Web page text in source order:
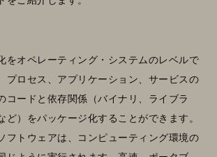
をオペレーティング・システムのレベルで
プロセス、アプリケーション、サービスの
コードと依存関係（バイナリ、ライブラ
ど）をパッケージ化することができます。
フトウェアは、コンピューティング環境の